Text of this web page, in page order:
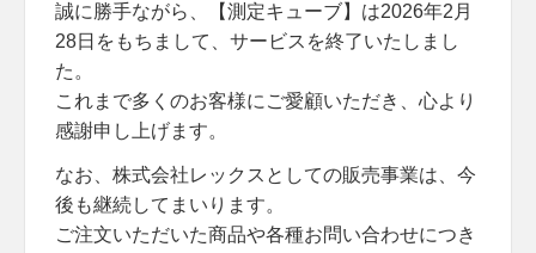
誠に勝手ながら、【測定キューブ】は2026年2月
28日をもちまして、サービスを終了いたしまし
た。
これまで多くのお客様にご愛顧いただき、心より
感謝申し上げます。
なお、株式会社レックスとしての販売事業は、今
後も継続してまいります。
ご注文いただいた商品や各種お問い合わせにつき